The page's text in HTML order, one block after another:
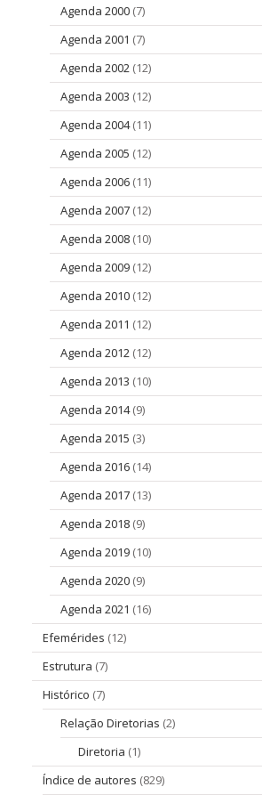
Agenda 2000 (7)
Agenda 2001 (7)
Agenda 2002 (12)
Agenda 2003 (12)
Agenda 2004(11)
Agenda 2005 (12)
Agenda 2006 (11)
Agenda 2007 (12)
Agenda 2008 (10)
Agenda 2009 (12)
Agenda 2010 (12)
Agenda 2011 (12)
Agenda 2012 (12)
Agenda 2013 (10)
Agenda 2014(9)
Agenda 2015 (3)
Agenda 2016 (14)
Agenda 2017 (13)
Agenda 2018 (9)
Agenda 2019 (10)
Agenda 2020 (9)
Agenda 2021 (16)
Efemérides (12)
Estrutura (7)
Histórico (7)
Relação Diretorias (2)
Diretoria (1)
Índice de autores (829)